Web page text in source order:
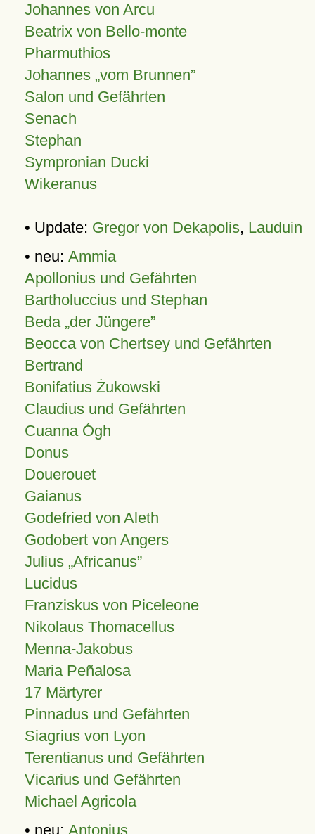
Johannes von Arcu
Beatrix von Bello-monte
Pharmuthios
Johannes vom Brunnen
Salon und Gefährten
Senach
Stephan
Sympronian Ducki
Wikeranus
• Update: Gregor von Dekapolis, Lauduin
• neu: Ammia
Apollonius und Gefährten
Bartholuccius und Stephan
Beda „der Jüngere”
Beocca von Chertsey und Gefährten
Bertrand
Bonifatius Żukowski
Claudius und Gefährten
Cuanna Ógh
Donus
Douerouet
Gaianus
Godefried von Aleth
Godobert von Angers
Julius Africanus
Lucidus
Franziskus von Piceleone
Nikolaus Thomacellus
Menna-Jakobus
Maria Peñalosa
17 Märtyrer
Pinnadus und Gefährten
Siagrius von Lyon
Terentianus und Gefährten
Vicarius und Gefährten
Michael Agricola
• neu: Antonius